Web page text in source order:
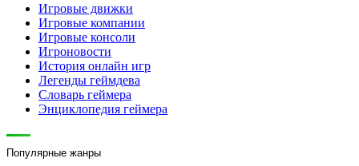
Игровые движки
Игровые компании
Игровые консоли
Игроновости
История онлайн игр
Легенды геймдева
Словарь геймера
Энциклопедия геймера
Популярные жанры